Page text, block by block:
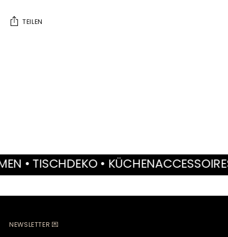
TEILEN
TISCHDEKO • KÜCHENACCESSOIRES •
NEWSLETTER 💌